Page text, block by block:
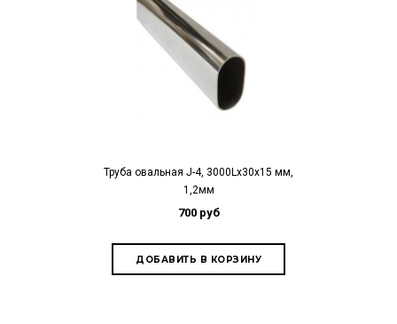
Труба овальная J-4, 3000Lх30х15 мм,
1,2мм
700 руб